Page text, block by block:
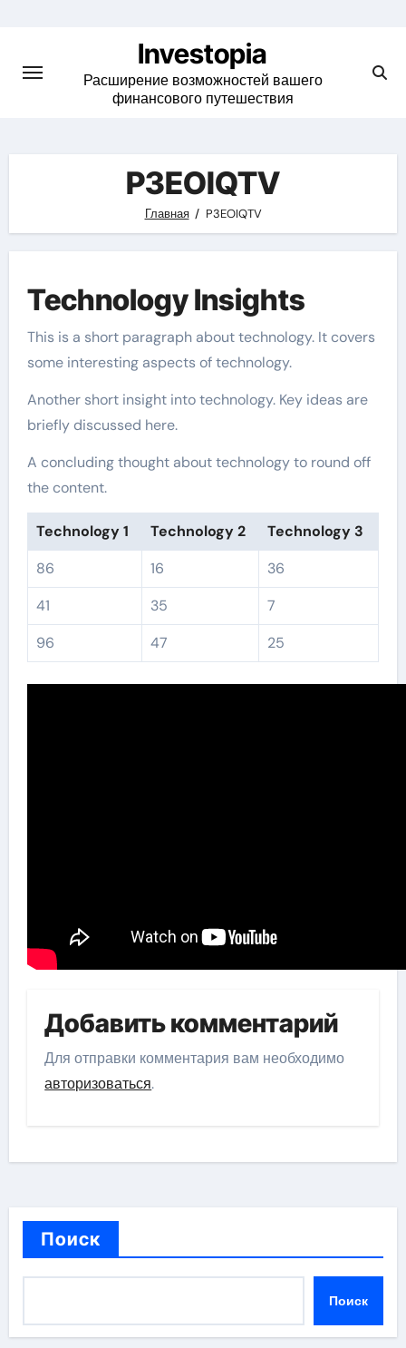
content
Investopia
Расширение возможностей вашего
финансового путешествия
P3EOIQTV
Главная P3EOIQTV
Technology Insights
This is a short paragraph about technology. It covers
some interesting aspects of technology.
Another short insight into technology. Key ideas are
briefly discussed here.
A concluding thought about technology to round off
the content.
Technology 1 Technology 2
Technology 3
86
16
36
41
35
7
96
47 25
Добавить комментарий
Для отправки комментария вам необходимо
авторизоваться.
Поиск
Поиск